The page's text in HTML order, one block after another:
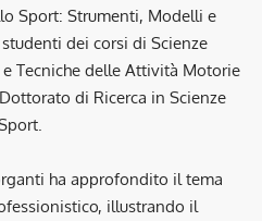
Sport: Strumenti, Modelli e
dei corsi di Scienze
Tecniche delle Attività Motorie
di Ricerca in Scienze
ha approfondito il tema
illustrando il